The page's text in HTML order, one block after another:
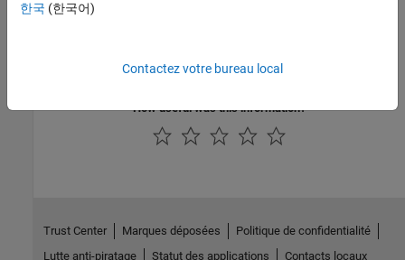
Model Maintainability Metrics
Simulink Goto Blocks Distribution
How useful was this information?
한국 (한국어)
Contactez votre bureau local
Trust Center Marques déposées
Politique de confidentialité
Lutte anti-piratage
Statut des applications Contacts locaux